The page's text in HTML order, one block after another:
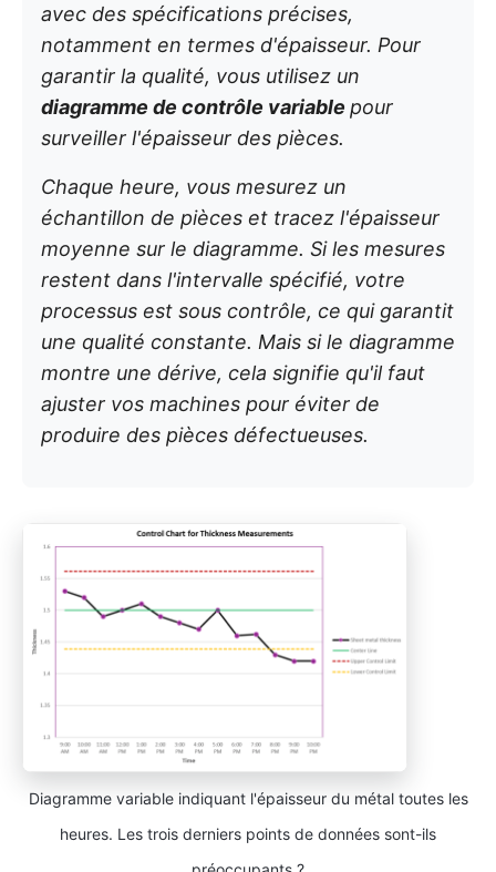
avec des spécifications précises,
notamment en termes d'épaisseur. Pour
garantir la qualité, vous utilisez un
diagramme de contrôle variable pour
surveiller l'épaisseur des pièces.
Chaque heure, vous mesurez un
échantillon de pièces et tracez l'épaisseur
moyenne sur le diagramme. Si les mesures
restent dans l'intervalle spécifié, votre
processus est sous contrôle, ce qui garantit
une qualité constante. Mais si le diagramme
montre une dérive, cela signifie qu'il faut
ajuster vos machines pour éviter de
produire des pièces défectueuses.
Diagramme variable indiquant l'épaisseur du métal toutes les
heures. Les trois derniers points de données sont-ils